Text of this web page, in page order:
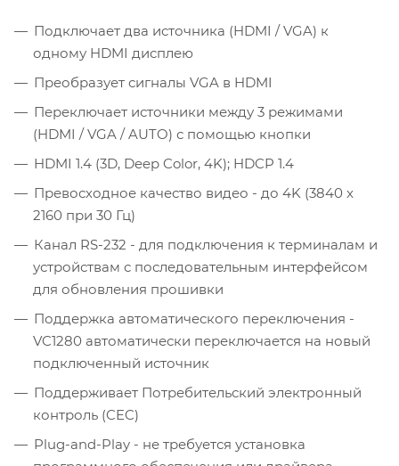
Подключает два источника (HDMI / VGA) к
одному HDMI дисплею
Преобразует сигналы VGA в HDMI
Переключает источники между 3 режимами
(HDMI / VGA / AUTO) с помощью кнопки
HDMI 1.4 (3D, Deep Color, 4K); HDCP 1.4
Превосходное качество видео - до 4K (3840 x
2160 при 30 Гц)
Канал RS-232 - для подключения к терминалам и
устройствам с последовательным интерфейсом
для обновления прошивки
Поддержка автоматического переключения -
VC1280 автоматически переключается на новый
подключенный источник
Поддерживает Потребительский электронный
контроль (CEC)
Plug-and-Play - не требуется установка